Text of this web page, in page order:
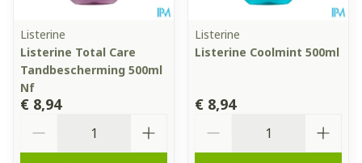
Listerine
Listerine Total Care
Tandbescherming 500ml
Nf
€ 8,94
Listerine
Listerine Coolmint 500ml
€ 8,94